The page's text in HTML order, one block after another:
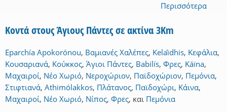
Περισσότερα
Κοντά στους Άγιους Πάντες σε ακτίνα 3Km
Eparchía Apokorónou, Βαμιανές Χαλέπες, Kelaḯdhis, Κεφάλια,
Κουσαριανά, Κούκκος, Άγιοι Πάντες, Babilís, Φρες, Káïna,
Μαχαιροί, Νέο Χωριό, Νεροχώριον, Παϊδοχώριον, Πεμόνια,
Στιφτιανά, Athimólakkos, Πλάτανος, Παϊδοχώρι, Κάινα,
Μαχαιροί, Νέο Χωριό, Νίπος, Φρες, και Πεμόνια